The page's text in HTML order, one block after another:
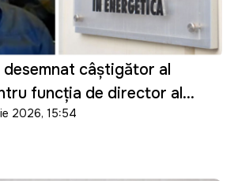
câștigător al
funcția de director al
2026, 15:54